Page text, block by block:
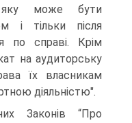
яку може бути
i тiльки пiсля
по справi. Крiм
на аудиторську
їх власникам
дiяльнiстю".
Законів “Про